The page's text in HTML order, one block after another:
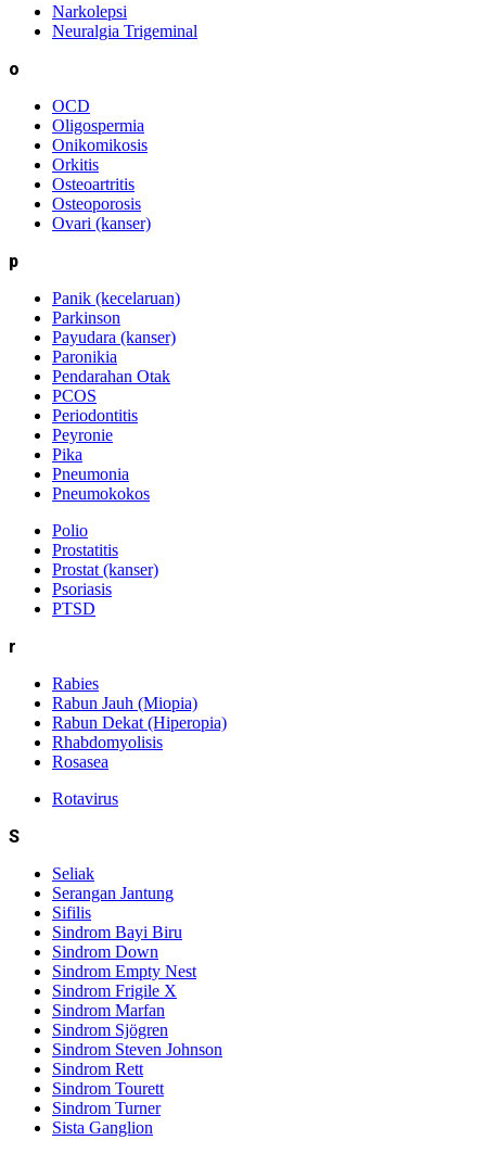
Narkolepsi
Neuralgia Trigeminal
o
OCD
Oligospermia
Onikomikosis
Orkitis
Osteoartritis
Osteoporosis
Ovari (kanser)
p
Panik (kecelaruan)
Parkinson
Payudara (kanser)
Paronikia
Pendarahan Otak
PCOS
Periodontitis
Peyronie
Pika
Pneumonia
Pneumokokos
Polio
Prostatitis
Prostat (kanser)
Psoriasis
PTSD
r
Rabies
Rabun Jauh (Miopia)
Rabun Dekat (Hiperopia)
Rhabdomyolisis
Rosasea
Rotavirus
S
Seliak
Serangan Jantung
Sifilis
Sindrom Bayi Biru
Sindrom Down
Sindrom Empty Nest
Sindrom Frigile X
Sindrom Marfan
Sindrom Sjögren
Sindrom Steven Johnson
Sindrom Rett
Sindrom Tourett
Sindrom Turner
Sista Ganglion